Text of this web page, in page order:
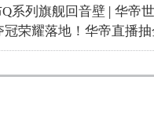
系列旗舰回音壁 | 华帝
冠荣耀落地！华帝直播